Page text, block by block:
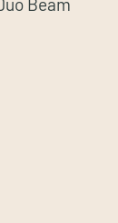
Beam